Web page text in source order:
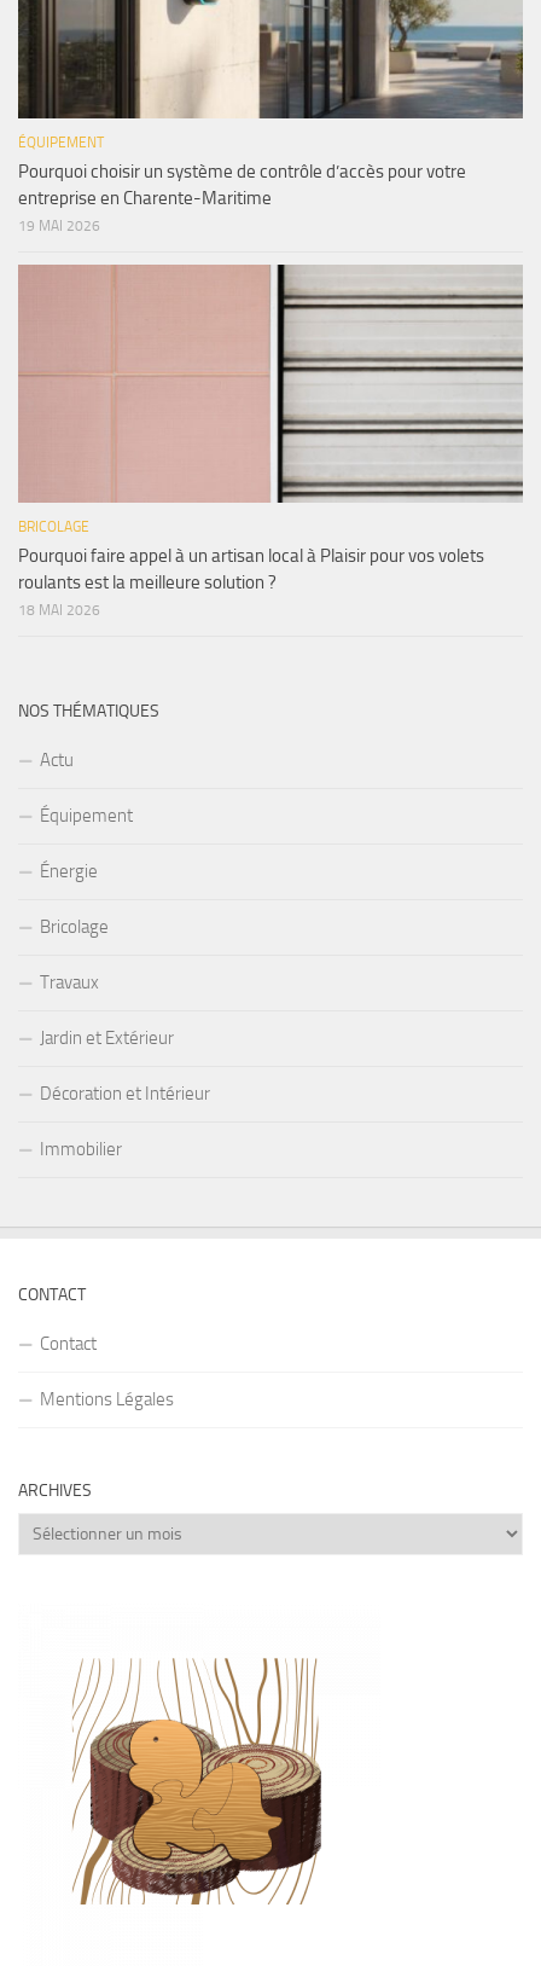
ÉQUIPEMENT
Pourquoi choisir un système de contrôle d’accès pour votre
entreprise en Charente-Maritime
19 MAI 2026
BRICOLAGE
Pourquoi faire appel à un artisan local à Plaisir pour vos volets
roulants est la meilleure solution ?
18 MAI 2026
NOS THÉMATIQUES
Actu
Équipement
Énergie
Bricolage
Travaux
Jardin et Extérieur
Décoration et Intérieur
Immobilier
CONTACT
Contact
Mentions Légales
ARCHIVES
Archives